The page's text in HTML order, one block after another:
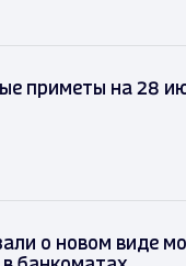
приметы на 28
о новом виде